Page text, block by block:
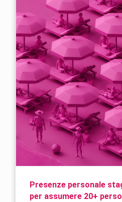
Presenze personale
per assumere 20+